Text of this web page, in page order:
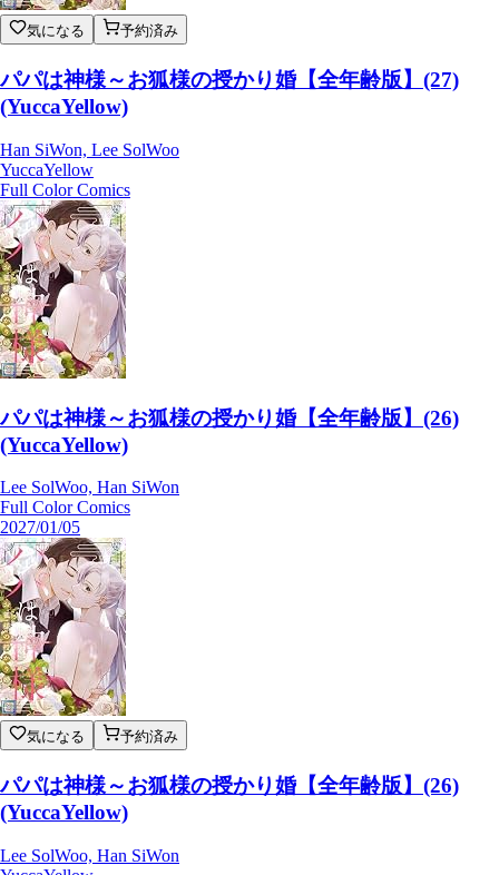
気になる 予約済み
パパは神様～お狐様の授かり婚【全年齢版】(27)
(YuccaYellow)
Han SiWon, Lee SolWoo
YuccaYellow
Full Color Comics
パパは神様～お狐様の授かり婚【全年齢版】(26)
(YuccaYellow)
Lee SolWoo, Han SiWon
Full Color Comics
2027/01/05
気になる 予約済み
パパは神様～お狐様の授かり婚【全年齢版】(26)
(YuccaYellow)
Lee SolWoo, Han SiWon